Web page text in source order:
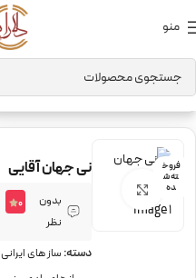
منو
خانه ساز های بادی نی
فروخ
ته ش
ده
برای بزرگنمایی کلیک کنید
نی جهان آقایی
بدون
نظر
0
دسته: ساز های ایرانی